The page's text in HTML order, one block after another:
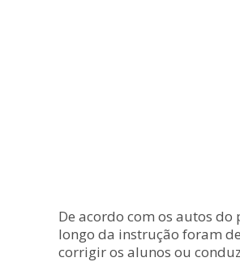
De acordo com os autos
longo da instrução foram
corrigir os alunos ou